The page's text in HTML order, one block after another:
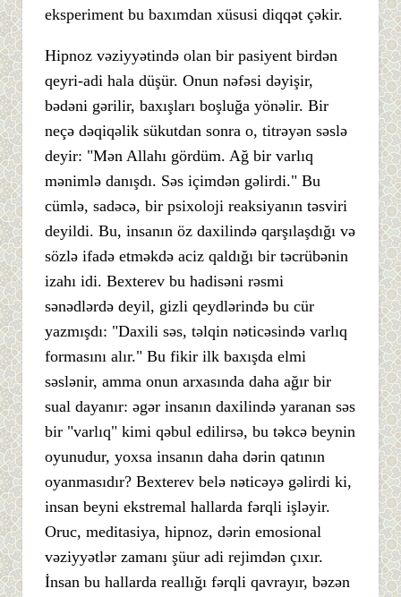
eksperiment bu baxımdan xüsusi diqqət çəkir.
Hipnoz vəziyyətində olan bir pasiyent birdən
qeyri-adi hala düşür. Onun nəfəsi dəyişir,
bədəni gərilir, baxışları boşluğa yönəlir. Bir
neçə dəqiqəlik sükutdan sonra o, titrəyən səslə
deyir: "Mən Allahı gördüm. Ağ bir varlıq
mənimlə danışdı. Səs içimdən gəlirdi." Bu
cümlə, sadəcə, bir psixoloji reaksiyanın təsviri
deyildi. Bu, insanın öz daxilində qarşılaşdığı və
sözlə ifadə etməkdə aciz qaldığı bir təcrübənin
izahı idi. Bexterev bu hadisəni rəsmi
sənədlərdə deyil, gizli qeydlərində bu cür
yazmışdı: "Daxili səs, təlqin nəticəsində varlıq
formasını alır." Bu fikir ilk baxışda elmi
səslənir, amma onun arxasında daha ağır bir
sual dayanır: əgər insanın daxilində yaranan səs
bir "varlıq" kimi qəbul edilirsə, bu təkcə beynin
oyunudur, yoxsa insanın daha dərin qatının
oyanmasıdır? Bexterev belə nəticəyə gəlirdi ki,
insan beyni ekstremal hallarda fərqli işləyir.
Oruc, meditasiya, hipnoz, dərin emosional
vəziyyətlər zamanı şüur adi rejimdən çıxır.
İnsan bu hallarda reallığı fərqli qavrayır, bəzən